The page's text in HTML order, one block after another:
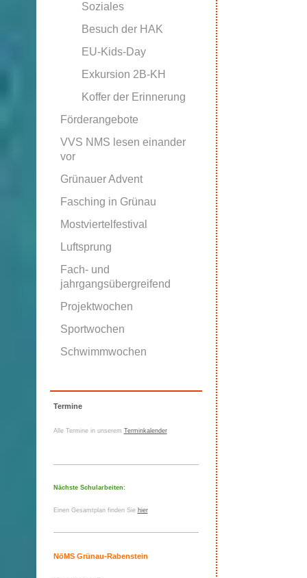
Soziales
Besuch der HAK
EU-Kids-Day
Exkursion 2B-KH
Koffer der Erinnerung
Förderangebote
VVS NMS lesen einander
vor
Grünauer Advent
Fasching in Grünau
Mostviertelfestival
Luftsprung
Fach- und
jahrgangsübergreifend
Projektwochen
Sportwochen
Schwimmwochen
Termine
Alle Termine in unserem Terminkalender
Nächste Schularbeiten:
Einen Gesamtplan finden Sie hier
NöMS Grünau-Rabenstein